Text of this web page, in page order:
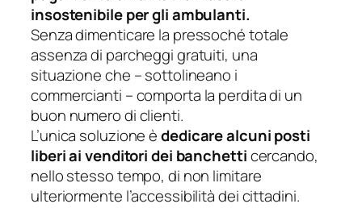
insostenibile per gli ambulanti.
Senza dimenticare la pressoché totale
assenza di parcheggi gratuiti, una
situazione che – sottolineano i
commercianti – comporta la perdita di un
buon numero di clienti.
L’unica soluzione èdedicare alcuni posti
liberi ai venditori dei banchetticercando,
nello stesso tempo, di non limitare
ulteriormente l’accessibilità dei cittadini.